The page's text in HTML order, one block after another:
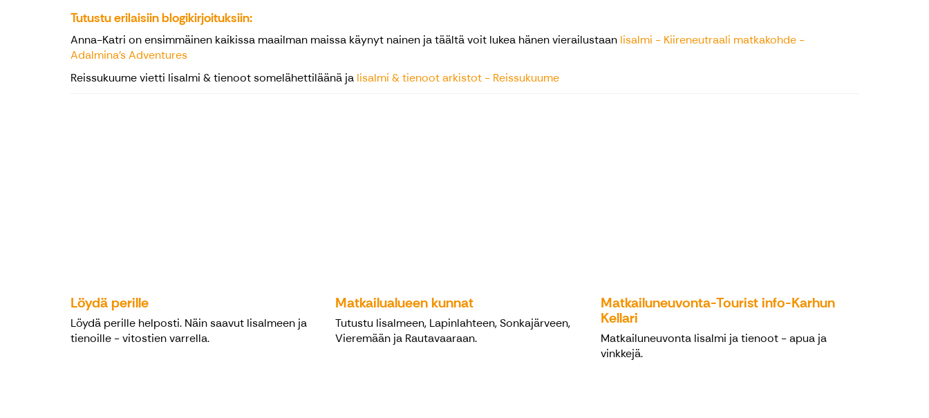
Tutustu erilaisiin blogikirjoituksiin:
Anna-Katri on ensimmäinen kaikissa maailman maissa käynyt nainen ja täältä voit lukea hänen vierailustaan Iisalmi - Kiireneutraali matkakohde -
Adalmina's Adventures
Reissukuume vietti Iisalmi & tienoot somelähettiläänä ja Iisalmi & tienoot arkistot - Reissukuume
Löydä perille
Löydä perille helposti. Näin saavut Iisalmeen ja
tienoille - vitostien varrella.
Matkailualueen kunnat
Tutustu Iisalmeen, Lapinlahteen, Sonkajärveen,
Vieremään ja Rautavaaraan.
Matkailuneuvonta-Tourist info-Karhun
Kellari
Matkailuneuvonta Iisalmi ja tienoot - apua ja
vinkkejä.